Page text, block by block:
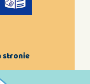
stronie